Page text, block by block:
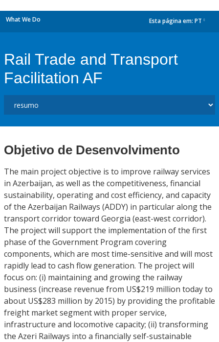
What We Do Esta página em: PT
Rail Trade and Transport
Facilitation AF
Objetivo de Desenvolvimento
The main project objective is to improve railway services
in Azerbaijan, as well as the competitiveness, financial
sustainability, operating and cost efficiency, and capacity
of the Azerbaijan Railways (ADDY) in particular along the
transport corridor toward Georgia (east-west corridor).
The project will support the implementation of the first
phase of the Government Program covering
components, which are most time-sensitive and will most
rapidly lead to cash flow generation. The project will
focus on: (i) maintaining and growing the railway
business (increase revenue from US$219 million today to
about US$283 million by 2015) by providing the profitable
freight market segment with proper service,
infrastructure and locomotive capacity; (ii) transforming
the Azeri Railways into a financially self-sustainable